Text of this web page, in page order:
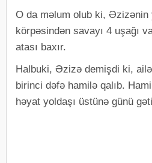
O da məlum olub ki, Əzizənin
körpəsindən savayı 4 uşağı
atası baxır.
Halbuki, Əzizə demişdi ki,
birinci dəfə hamilə qalıb.
həyat yoldaşı üstünə günü